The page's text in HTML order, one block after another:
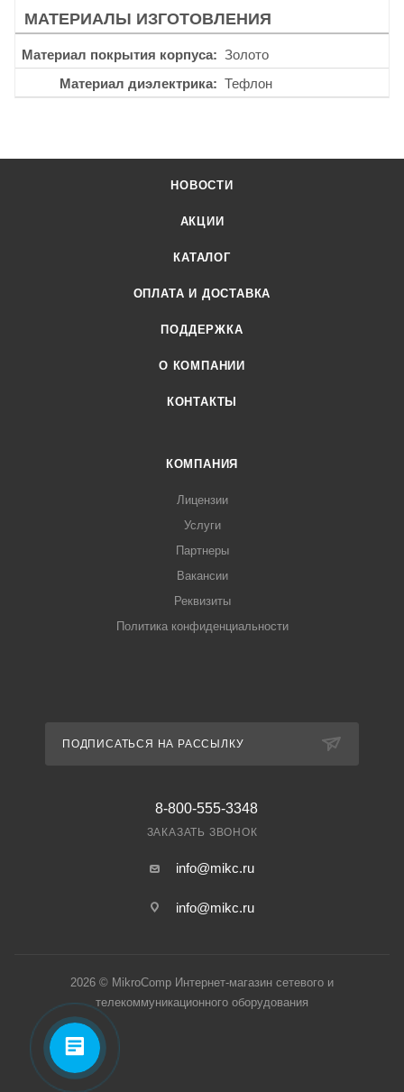
МАТЕРИАЛЫ ИЗГОТОВЛЕНИЯ
Материал покрытия корпуса
Золото
Материал диэлектрика
Тефлон
НОВОСТИ
АКЦИИ
КАТАЛОГ
ОПЛАТА И ДОСТАВКА
ПОДДЕРЖКА
О КОМПАНИИ
КОНТАКТЫ
КОМПАНИЯ
Лицензии
Услуги
Партнеры
Вакансии
Реквизиты
Политика конфиденциальности
ПОДПИСАТЬСЯ НА РАССЫЛКУ
8-800-555-3348
ЗАКАЗАТЬ ЗВОНОК
info@mikc.ru
info@mikc.ru
2026 © MikroComp Интернет-магазин сетевого и
телекоммуникационного оборудования